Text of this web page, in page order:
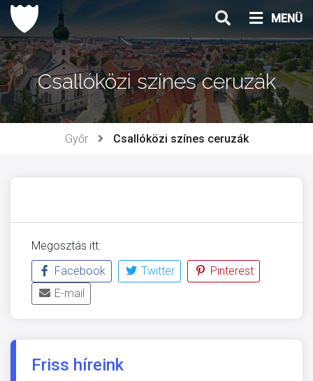
Ugrás
tartalomhoz
MENÜ
Csallóközi színes ceruzák
Győr Csallóközi színes ceruzák
Megosztás itt:
Facebook
Twitter
Pinterest
E-mail
Friss híreink